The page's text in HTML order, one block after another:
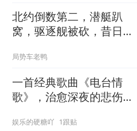
北约倒数第二，潜艇趴
窝，驱逐舰被砍，昔日的
局势车老鸭
一首经典歌曲《电台情
歌》，治愈深夜的悲伤与
娱乐的硬糖吖 1跟贴